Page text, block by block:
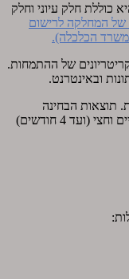
כוללת חלק עיוני וחלק
המחלקה לרישום
משרד הכלכלה).
של ההתמחות.
לעת. תוצאות הבחינה
מתפרסמות, על פי ממוצע שנים קודמות כחודשיים וחצי (ועד 4 חודשים)